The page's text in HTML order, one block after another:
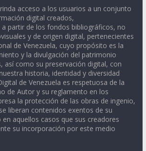
acceso a los usuarios a un conjunto
digital creados,
partir de los fondos bibliográficos, no
y de origen digital, pertenecientes
de Venezuela, cuyo propósito es la
y la divulgación del patrimonio
así como su preservación digital, con
historia, identidad y diversidad
de Venezuela es respetuosa de la
de Autor y su reglamento en los
la protección de las obras de ingenio,
liberan contenidos exentos de su
aquellos casos que sus creadores
su incorporación por este medio